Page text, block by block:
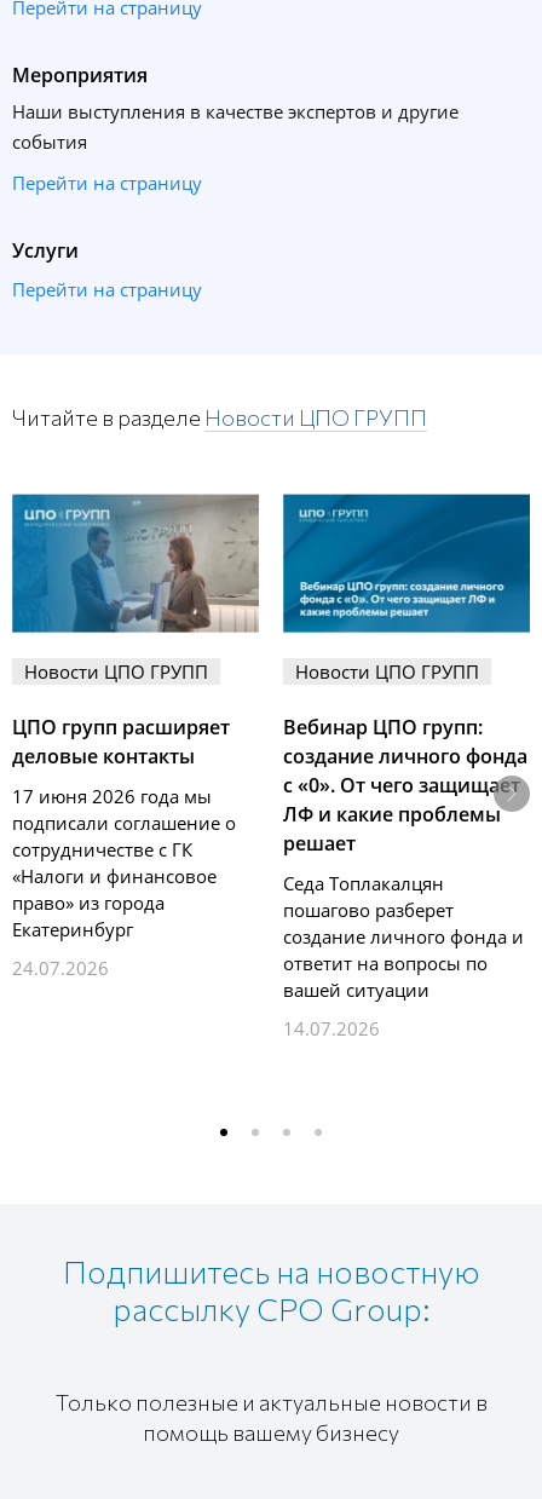
Перейти на страницу
Мероприятия
Наши выступления в качестве экспертов и другие
события
Перейти на страницу
Услуги
Перейти на страницу
Читайте в разделе Новости ЦПО ГРУПП
Новости ЦПО ГРУПП
ЦПО групп расширяет
деловые контакты
17 июня 2026 года мы
подписали соглашение о
сотрудничестве с ГК
«Налоги и финансовое
право» из города
Екатеринбург
24.07.2026
Новости ЦПО ГРУПП
Вебинар ЦПО групп:
создание личного фонда
с «0». От чего защищает
ЛФ и какие проблемы
решает
Седа Топлакалцян
пошагово разберет
создание личного фонда и
ответит на вопросы по
вашей ситуации
14.07.2026
Подпишитесь на новостную
рассылку CPO Group:
Только полезные и актуальные новости в
помощь вашему бизнесу